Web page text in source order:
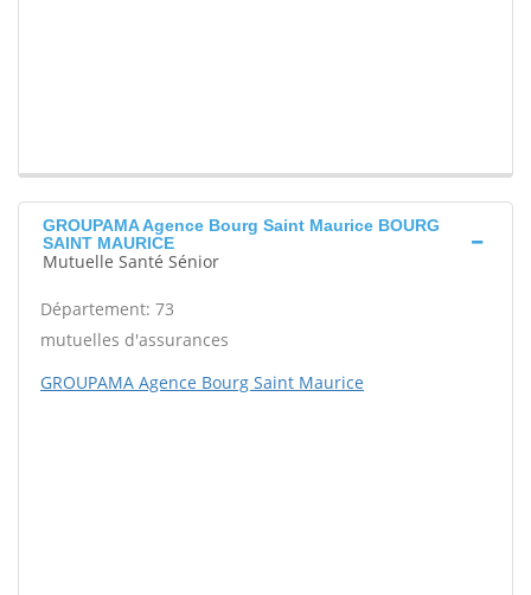
GROUPAMA Agence Bourg Saint Maurice BOURG
SAINT MAURICE
Mutuelle Santé Sénior
Département: 73
mutuelles d'assurances
GROUPAMA Agence Bourg Saint Maurice